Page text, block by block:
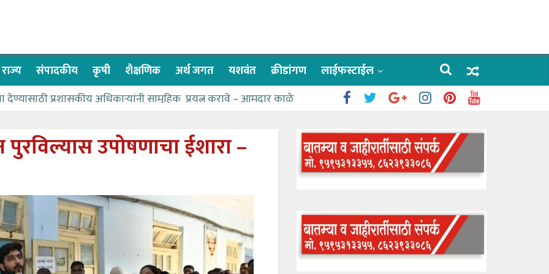
राज्य संपादकीय कृषी शैक्षणिक अर्थ जगत यशवंत क्रीडांगण लाईफस्टाईल
देण्यासाठी प्रशासकीय अधिकाऱ्यांनी सामुहिक प्रयत्न करावे – आमदार काळे
२२८ विद्यार्थी शिष्यवृत्तीस पात्र
बळावर यश मिळवता येते – शिवप्रसाद पंडोरे
उपोषणाचा ईशारा –